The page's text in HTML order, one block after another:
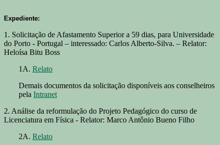
Expediente:
1. Solicitação de Afastamento Superior a 59 dias, para Universidade
do Porto - Portugal – interessado: Carlos Alberto-Silva. – Relator:
Heloísa Bitu Boss
1A. Relato
Demais documentos da solicitação disponíveis aos conselheiros
pela Intranet
2. Análise da reformulação do Projeto Pedagógico do curso de
Licenciatura em Física - Relator: Marco Antônio Bueno Filho
2A. Relato